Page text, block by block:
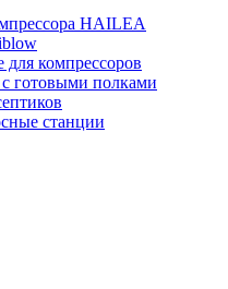
HAILEA
компрессоров
готовыми полками
станции